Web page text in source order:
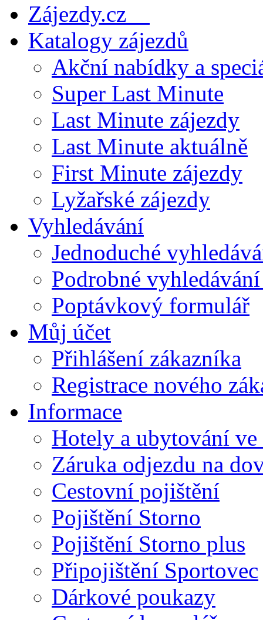
Zájezdy.cz
Katalogy zájezdů
Akční nabídky a
Super Last Minute
Last Minute zájezdy
Last Minute aktuálně
First Minute zájezdy
Lyžařské zájezdy
Vyhledávání
Jednoduché
Podrobné
Poptávkový formulář
Můj účet
Přihlášení zákazníka
Registrace nového
Informace
Hotely a ubytování ve
Záruka odjezdu na
Cestovní pojištění
Pojištění Storno
Pojištění Storno plus
Připojištění Sportovec
Dárkové poukazy